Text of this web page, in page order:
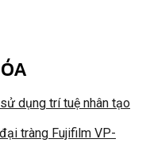
dụng trí tuệ nhân tạo
tràng Fujifilm VP-